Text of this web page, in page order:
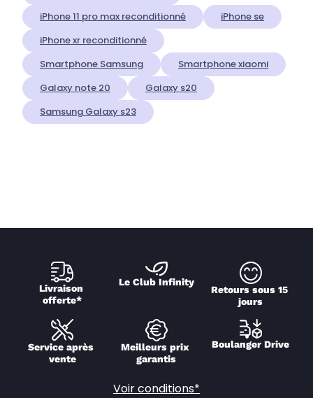
iPhone 11 pro max reconditionné
iPhone se
iPhone xr reconditionné
Smartphone Samsung
Smartphone xiaomi
Galaxy note 20
Galaxy s20
Samsung Galaxy s23
Livraison
offerte*
Le Club Infinity
Retours sous 15
jours
Service après
vente
Meilleurs prix
garantis
Boulanger Drive
Voir conditions*